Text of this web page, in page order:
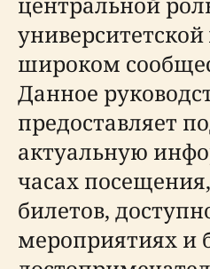
широком
Данное
предоставляет
актуальную
часах
билетов,
мероприятиях и